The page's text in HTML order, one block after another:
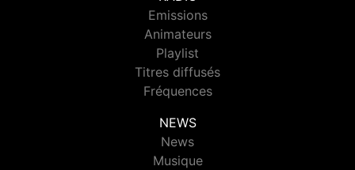
Emissions
Animateurs
Playlist
Titres diffusés
Fréquences
NEWS
News
Musique